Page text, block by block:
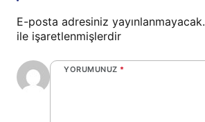
E-posta adresiniz yayınlanmayacak.
ile işaretlenmişlerdir
YORUMUNUZ *